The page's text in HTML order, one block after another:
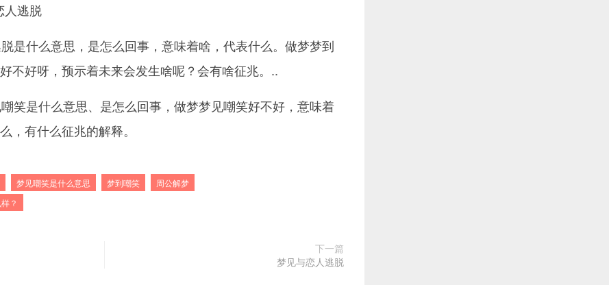
人逃脱
是什么意思，是怎么回事，意味着啥，代表什么。做梦梦到
不好呀，预示着未来会发生啥呢？会有啥征兆。..
笑是什么意思、是怎么回事，做梦梦见嘲笑好不好，意味着
，有什么征兆的解释。
梦见嘲笑是什么意思 梦到嘲笑
周公解梦
？
下一篇
梦见与恋人逃脱